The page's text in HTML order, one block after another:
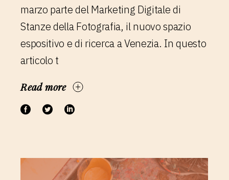
marzo parte del Marketing Digitale di
Stanze della Fotografia, il nuovo spazio
espositivo e di ricerca a Venezia. In questo
articolo t
Read more